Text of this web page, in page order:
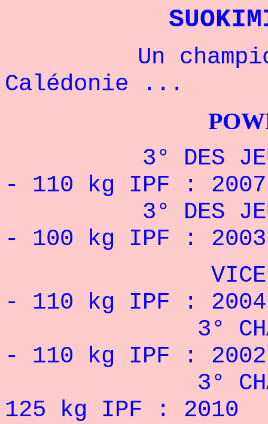
Un champion
Calédonie ...
3° DES
- 110 kg IPF : 2007
3° DES
- 100 kg IPF : 2003
- 110 kg IPF : 2004
3°
- 110 kg IPF : 2002
3°
125 kg IPF : 2010